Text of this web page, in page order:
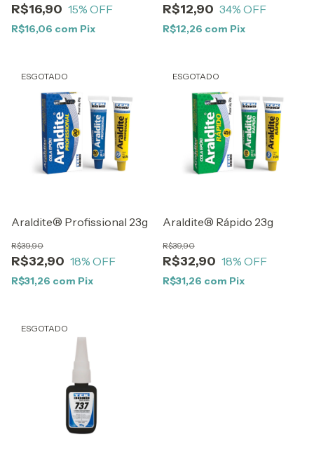
R$16,90 15% OFF
R$16,06 com Pix
R$12,90 34% OFF
R$12,26 com Pix
ESGOTADO
Araldite®️ Profissional 23g
R$32,90
R$39,90
18% OFF
R$31,26 com Pix
ESGOTADO
Araldite®️ Rápido 23g
R$32,90
R$39,90
18% OFF
R$31,26 com Pix
ESGOTADO